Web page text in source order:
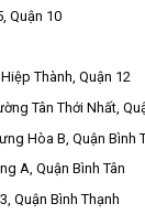
Quận 10
Thành, Quận 12
Tân Thới Nhất,
Hòa B, Quận Bình
A, Quận Bình Tân
Quận Bình Thạnh